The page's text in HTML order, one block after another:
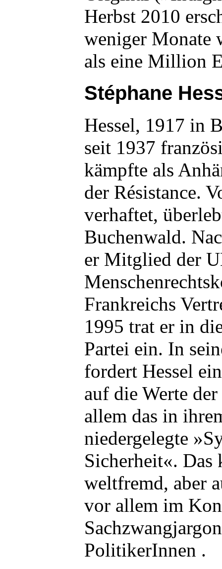
Herbst 2010
weniger Monate
als eine Million
Stéphane
Hessel, 1917 in
seit 1937
kämpfte als
der Résistance.
verhaftet,
Buchenwald.
er Mitglied der
Frankreichs
1995 trat er in
Partei ein. In
fordert Hessel
auf die Werte
allem das in
niedergelegte
Sicherheit«. Das
weltfremd, aber
vor allem im
PolitikerInnen .